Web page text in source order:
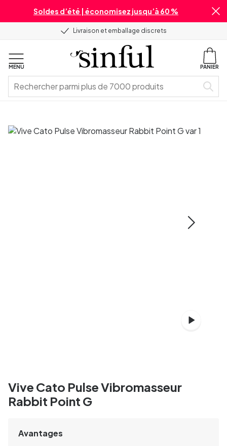
Soldes d’été | économisez jusqu’à 60 %
Livraison et emballage discrets
MENU PANIER
Vive Cato Pulse Vibromasseur
Rabbit Point G
Avantages